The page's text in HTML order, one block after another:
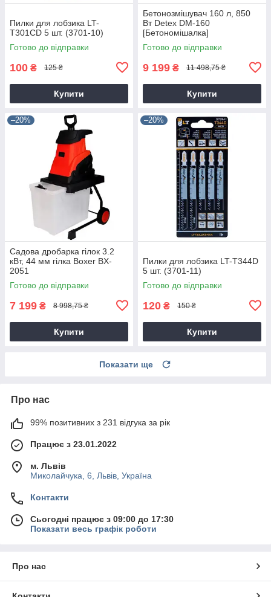
Пилки для лобзика LT-
T301CD 5 шт. (3701-10)
Готово до відправки
100 ₴ 125 ₴
Купити
Бетонозмішувач 160 л, 850
Вт Detex DM-160
[Бетономішалка]
Готово до відправки
9 199 ₴ 11 498,75 ₴
Купити
–20%
Садова дробарка гілок 3.2
кВт, 44 мм гілка Boxer BX-
2051
Готово до відправки
7 199 ₴ 8 998,75 ₴
Купити
–20%
Пилки для лобзика LT-T344D
5 шт. (3701-11)
Готово до відправки
120 ₴ 150 ₴
Купити
Показати ще
Про нас
99% позитивних з 231 відгука за рік
Працює з 23.01.2022
м. Львів
Миколайчука, 6, Львів, Україна
Контакти
Сьогодні працює з 09:00 до 17:30
Показати весь графік роботи
Про нас